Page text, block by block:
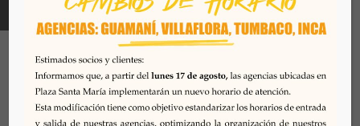
Desarrollado por